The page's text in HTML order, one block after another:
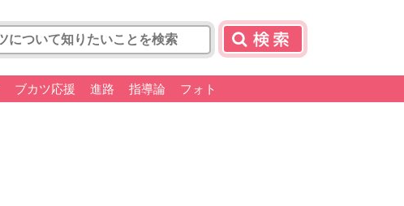
ブカツ応援 進路 指導論 フォト